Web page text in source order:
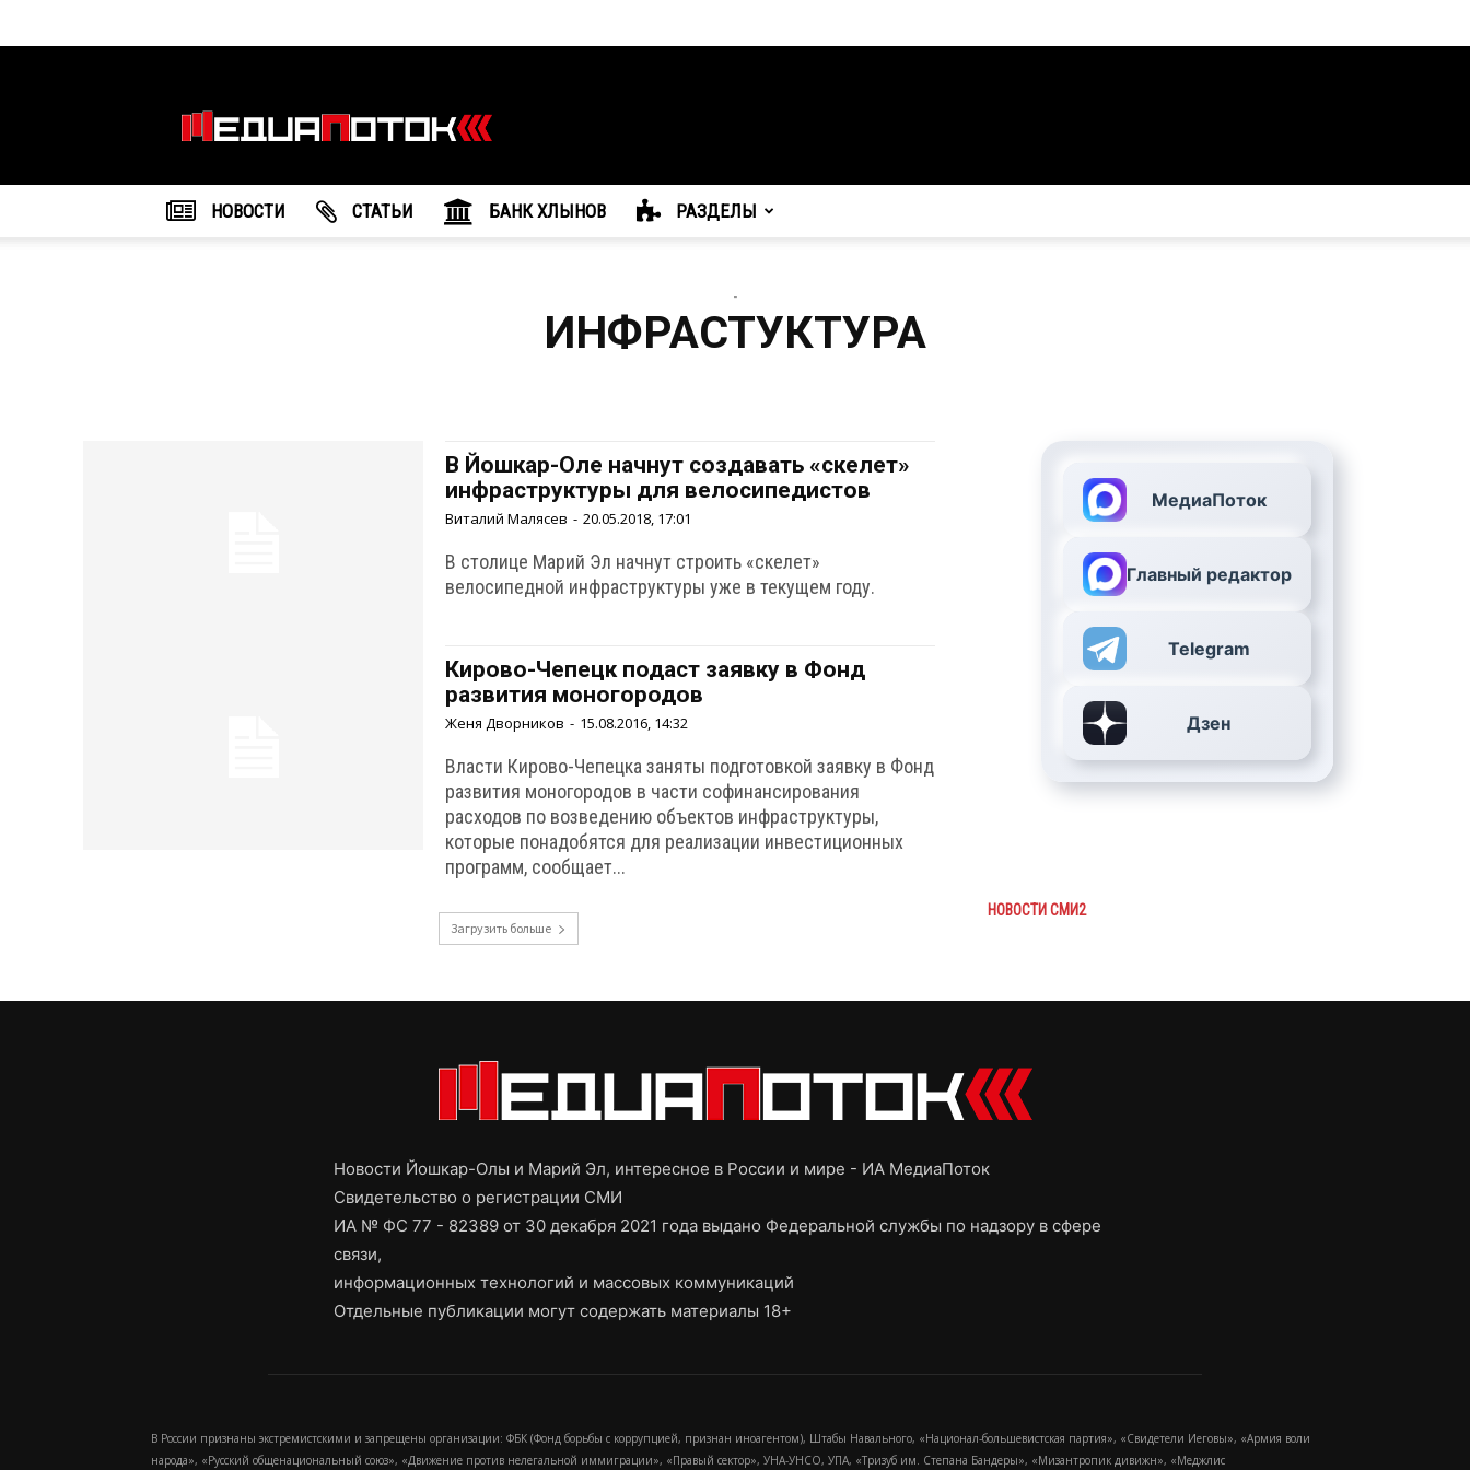
агентство
"МедиаПоток"
НОВОСТИ CТАТЬИ БАНК ХЛЫНОВ РАЗДЕЛЫ
-
ИНФРАСТУКТУРА
В Йошкар-Оле начнут создавать «скелет»
инфраструктуры для велосипедистов
Виталий Малясев - 20.05.2018, 17:01
В столице Марий Эл начнут строить «скелет»
велосипедной инфраструктуры уже в текущем году.
Кирово-Чепецк подаст заявку в Фонд
развития моногородов
Женя Дворников - 15.08.2016, 14:32
Власти Кирово-Чепецка заняты подготовкой заявку в Фонд
развития моногородов в части софинансирования
расходов по возведению объектов инфраструктуры,
которые понадобятся для реализации инвестиционных
программ, сообщает...
Загрузить больше
МедиаПоток
Главный редактор
Telegram
Дзен
НОВОСТИ СМИ2
Новости Йошкар-Олы и Марий Эл, интересное в России и мире - ИА МедиаПоток
Свидетельство о регистрации СМИ
ИА № ФС 77 - 82389 от 30 декабря 2021 года выдано Федеральной службы по надзору в сфере
связи,
информационных технологий и массовых коммуникаций
Отдельные публикации могут содержать материалы 18+
В России признаны экстремистскими и запрещены организации: ФБК (Фонд борьбы с коррупцией, признан иноагентом), Штабы Навального, «Национал-большевистская партия», «Свидетели Иеговы», «Армия воли
народа», «Русский общенациональный союз», «Движение против нелегальной иммиграции», «Правый сектор», УНА-УНСО, УПА, «Тризуб им. Степана Бандеры», «Мизантропик дивижн», «Меджлис